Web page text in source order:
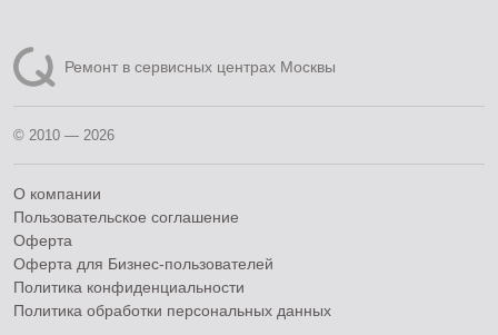
Ремонт в сервисных центрах Москвы
© 2010 — 2026
О компании
Пользовательское соглашение
Оферта
Оферта для Бизнес-пользователей
Политика конфиденциальности
Политика обработки персональных данных